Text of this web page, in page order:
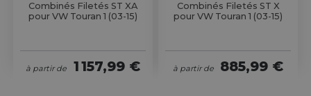
Combinés Filetés ST XA
pour VW Touran 1 (03-15)
à partir de 1 157,99 €
Combinés Filetés ST X
pour VW Touran 1 (03-15)
à partir de 885,99 €